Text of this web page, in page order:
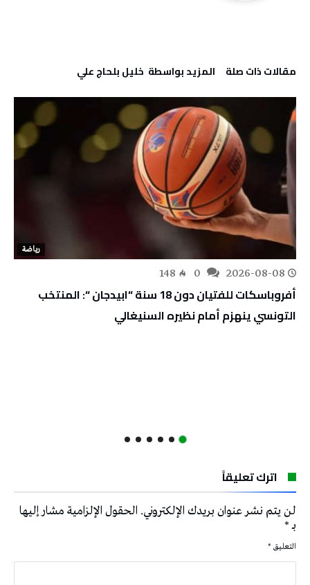
‫مقالات ذات صلة‬ ‫‫المزيد بواسطة‬ ‬ خليل‭ ‬بلحاج‭ ‬علي
رياضة
2026-08-08
148
أفروباسكات للفتيان دون 18 سنة “ابيدجان “: المنتخب
التونسي ينهزم أمام نظيره السنيغالي
اترك تعليقاً
لن يتم نشر عنوان بريدك الإلكتروني. الحقول الإلزامية مشار إليها
بـ*
التعليق *